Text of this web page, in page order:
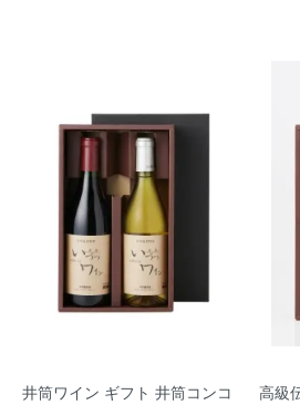
井筒ワイン ギフト 井筒コンコ
高級